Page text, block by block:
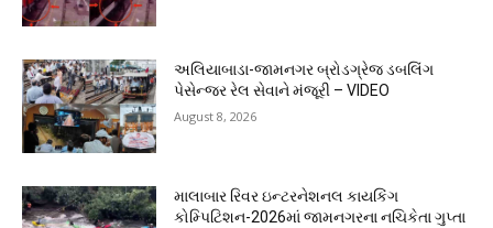
અલિયાબાડા-જામનગર બ્રોડગ્રેજ ડબલિંગ
પેસેન્જર રેલ સેવાને મંજૂરી – VIDEO
August 8, 2026
માલાબાર રિવર ઇન્ટરનેશનલ કાયકિંગ
કોમ્પિટિશન-2026માં જામનગરના નચિકેતા ગુપ્તા